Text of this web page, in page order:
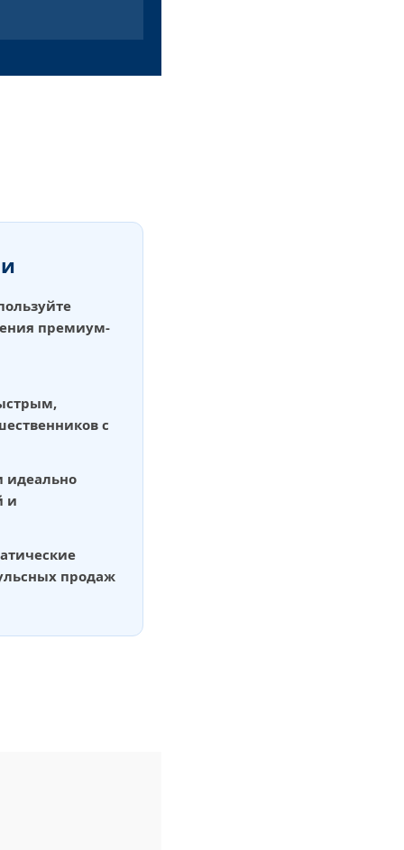
премиум-
с
идеально
и
продаж